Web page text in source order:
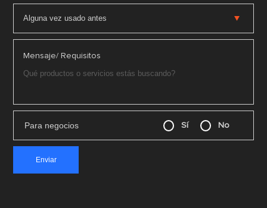
Mensaje/ Requisitos
Para negocios Sí No